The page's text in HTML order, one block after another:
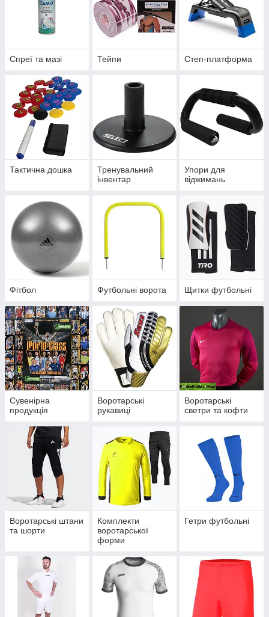
Спреї та мазі Тейпи Степ-платформа
Тактична дошка
Тренувальний
інвентар
Упори для
віджимань
Фітбол Футбольні ворота Щитки футбольні
Сувенірна
продукція
Воротарські
рукавиці
Воротарські
светри та кофти
Воротарські штани
та шорти
Комплекти
воротарської
форми
Гетри футбольні